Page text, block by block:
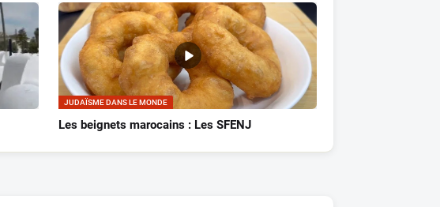
JUDAÏSME DANS LE MONDE
Les beignets marocains : Les SFENJ